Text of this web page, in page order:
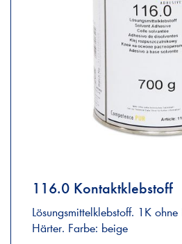
116.0 Kontaktklebstoff
Lösungsmittelklebstoff. 1K
Härter. Farbe: beige